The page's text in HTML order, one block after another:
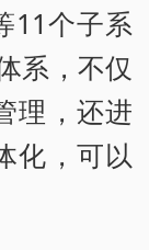
11个子系
系，不仅
理，还进
化，可以